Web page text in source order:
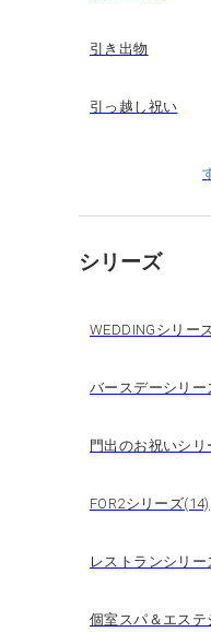
引き出物
引っ越し祝い
シリーズ
WEDDINGシリー
バースデーシリー
門出のお祝いシリ
FOR2シリーズ(14)
レストランシリー
個室スパ＆エステ